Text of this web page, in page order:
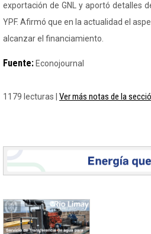
exportación de GNL y aportó detalles
YPF. Afirmó que en la actualidad el
alcanzar el financiamiento.
Fuente: Econojournal
1179 lecturas | Ver más notas de la